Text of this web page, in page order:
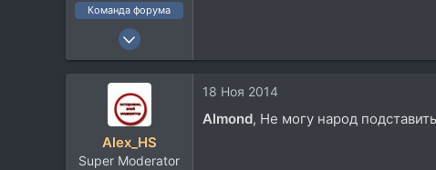
Команда форума
22 Окт 2003
Moscow
Alex_HS
Super Moderator
18 Ноя 2014
Almond, Не могу народ